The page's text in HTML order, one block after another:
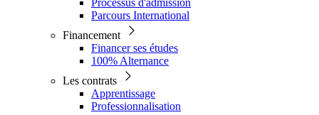
Processus d'admission
Parcours International
Financement
Financer ses études
100% Alternance
Les contrats
Apprentissage
Professionnalisation